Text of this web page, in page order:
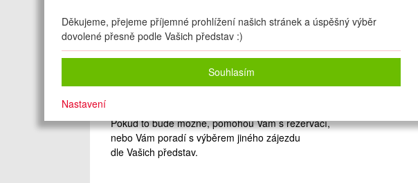
Děkujeme, přejeme příjemné prohlížení našich stránek a úspěšný výběr
dovolené přesně podle Vašich představ :)
Souhlasím
Nastavení
2 dospělí+0 dětí
Zvolený zájezd nelze on-line nacenit a
Pokud to bude možné, pomohou Vám s rezervací,
nebo Vám poradí s výběrem jiného zájezdu
dle Vašich představ.